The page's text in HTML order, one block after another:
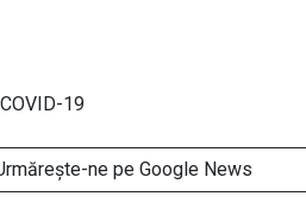
ne pe Google News